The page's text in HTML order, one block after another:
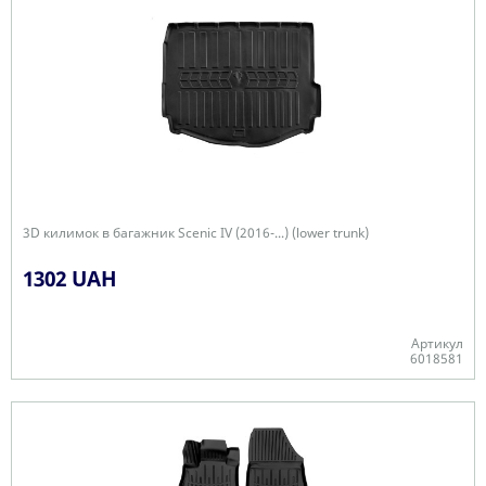
3D килимок в багажник Scenic IV (2016-...) (lower trunk)
1302 UAH
Артикул
6018581